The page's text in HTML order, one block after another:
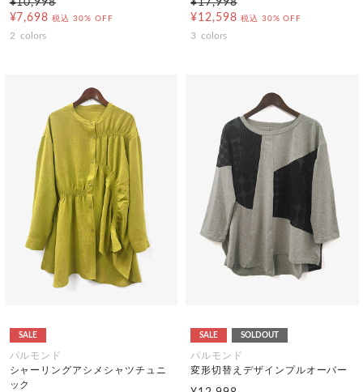
¥10,998
¥7,698 税込 30% OFF
2 colors
¥17,998
¥12,598 税込 30% OFF
3 colors
SALE
パルモンド
シャーリングアシメシャツチュニ
ック
SALE SOLDOUT
パルモンド
変形切替えデザインプルオーバー